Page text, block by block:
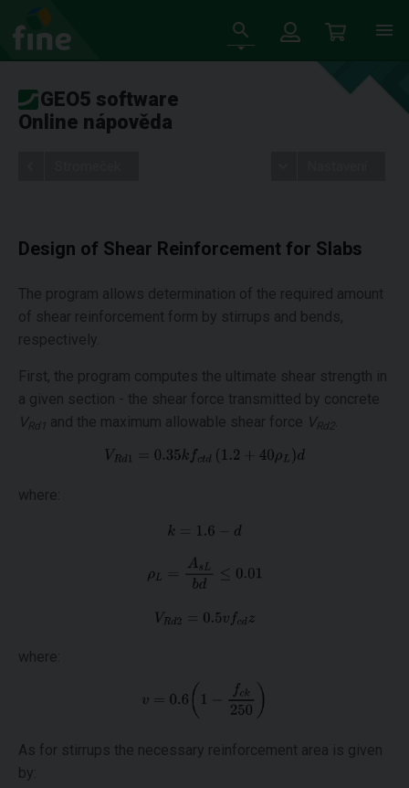
GEO5 software
Online nápověda
Design of Shear Reinforcement for Slabs
The program allows determination of the required amount
of shear reinforcement form by stirrups and bends,
respectively.
First, the program computes the ultimate shear strength in
a given section - the shear force transmitted by concrete
VRd1 and the maximum allowable shear force VRd2
where:
where:
As for stirrups the necessary reinforcement area is given
by: